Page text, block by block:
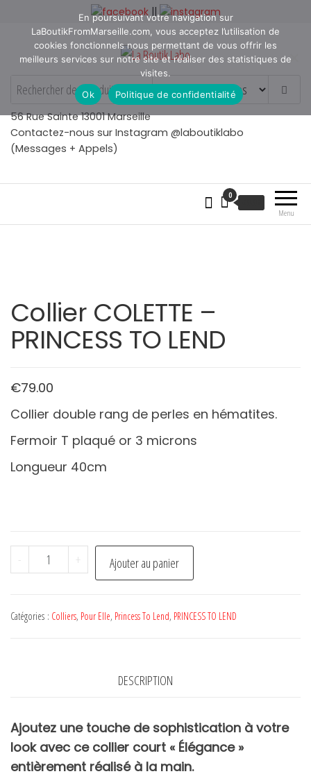
||
La Boutik Labo
La boutique de denicheur
de talents à Marseille en
Provence
56 Rue Sainte 13001 Marseille
Contactez-nous sur Instagram @laboutiklabo
(Messages + Appels)
Menu
0
Collier COLETTE –
PRINCESS TO LEND
€79.00
Collier double rang de perles en hématites.
Fermoir T plaqué or 3 microns
Longueur 40cm
-
quantité
de
COLETTE
+ Ajouter au panier
Catégories : Colliers, Pour Elle, Princess To Lend, PRINCESS TO LEND
DESCRIPTION
Ajoutez une touche de sophistication à votre
look avec ce collier court « Élégance »
entièrement réalisé à la main.
En poursuivant votre navigation sur
LaBoutikFromMarseille.com, vous acceptez l’utilisation de
cookies fonctionnels nous permettant de vous offrir les
meilleurs services sur notre site et réaliser des statistiques de
visites.
Ok
Politique de confidentialité